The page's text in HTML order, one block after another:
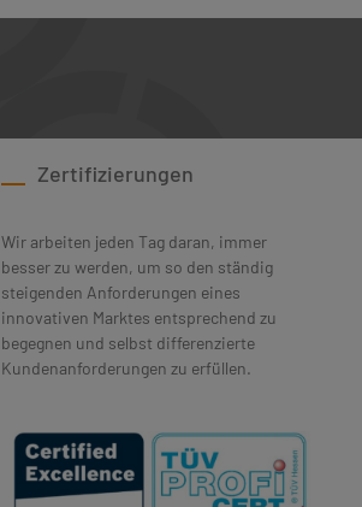
Zertifizierungen
Wir arbeiten jeden Tag daran, immer
besser zu werden, um so den ständig
steigenden Anforderungen eines
innovativen Marktes entsprechend zu
begegnen und selbst differenzierte
Kundenanforderungen zu erfüllen.